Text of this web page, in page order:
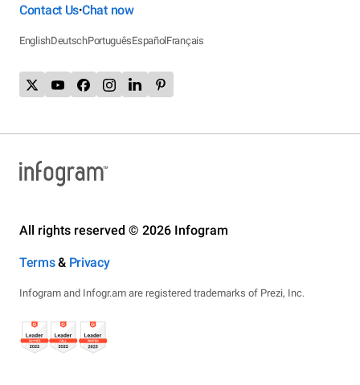
Contact Us•Chat now
EnglishDeutschPortuguêsEspañolFrançais
All rights reserved © 2026 Infogram
Terms& Privacy
Infogram and Infogr.am are registered trademarks of Prezi, Inc.